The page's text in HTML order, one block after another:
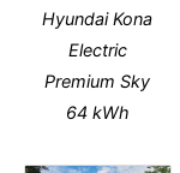
Hyundai Kona
Electric
Premium Sky
64 kWh